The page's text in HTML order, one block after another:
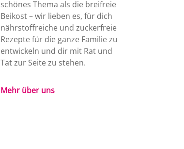
schönes Thema als die breifreie
Beikost – wir lieben es, für dich
nährstoffreiche und zuckerfreie
Rezepte für die ganze Familie zu
entwickeln und dir mit Rat und
Tat zur Seite zu stehen.
Mehr über uns